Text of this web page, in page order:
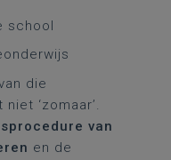
school
die
‘zomaar’.
van
en de